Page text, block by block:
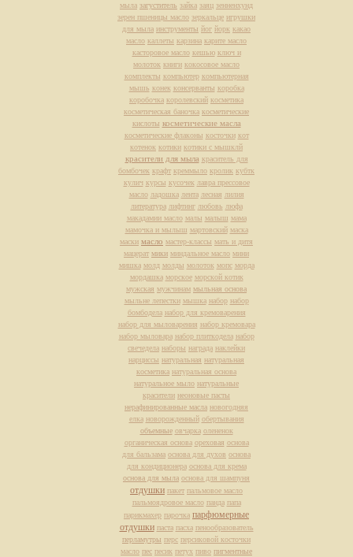
мыла загуститель зайка заяц зенненхунд
зерен пшеницы масло зеркальце игрушки
для мыла инструменты йог йорк какао
масло каллеты карзина карите масло
касторовое масло кешью ключ и
молоток книги кокосовое масло
комплекты компьютер компьютерная
мышь конек консерванты коробка
коробочка королевский косметика
косметическая баночка косметические
кислоты косметические масла
косметические флаконы косточки кот
котенок котики котики с мышклй
красители для мыла краситель для
бомбочек крафт креммыло кролик кубтк
кулич курсы кусочек лавра прессовое
масло ладошка лента лесная лилия
литература лифтинг любовь люфа
макадамии масло малы малыш мама
мамочка и мылыш мартовский маска
маски масло мастер-классы мать и дитя
мацерат мики миндальное масло мини
мишка молд молды молоток мопс морда
мордашка морское морской котик
мужская мужчинам мыльная основа
мыльне лепестки мышка набор набор
бомбодела набор для кремоварения
набор для мыловарения набор кремовара
набор мыловара набор плиткодела набор
свечедела наборы награда наклейки
нарциссы натуральная натуральная
косметика натуральная основа
натуральное мыло натуральные
красители неоновые пасты
нерафинированные масла новогодняя
елка новорожденный обертывания
объемные овчарка олененок
органическая основа ореховая основа
для бальзама основа для духов основа
для кондиционера основа для крема
основа для мыла основа для шампуня
отдушки пакет пальмовое масло
пальмоядровое масло панда папа
парикмахер парочка парфюмерные
отдушки паста пасха пенообразователь
перламутры перс персиковой косточки
масло пес песик петух пиво пигментные